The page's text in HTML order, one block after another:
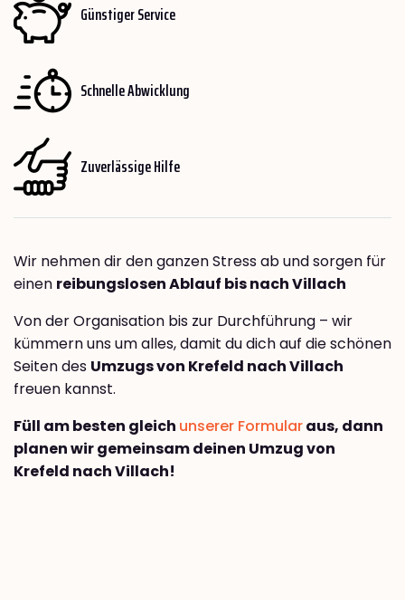
Günstiger Service
Schnelle Abwicklung
Zuverlässige Hilfe
Wir nehmen dir den ganzen Stress ab und sorgen für
einen reibungslosen Ablauf bis nach Villach
Von der Organisation bis zur Durchführung – wir
kümmern uns um alles, damit du dich auf die schönen
Seiten des Umzugs von Krefeld nach Villach
freuen kannst.
Füll am besten gleich unserer Formularaus, dann
planen wir gemeinsam deinen Umzug von
Krefeld nach Villach!